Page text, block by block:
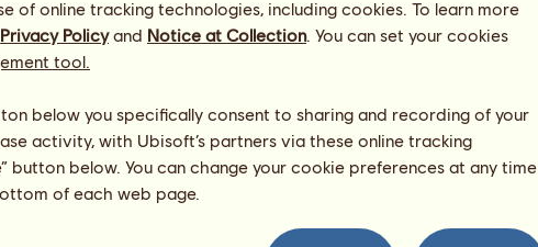
Týmy
Členů:15
Týmové plemeno:
Shetlandský pony
Týmové plemeno:Shagya –
of online tracking technologies, including cookies. To learn more
Privacy Policyand Notice at Collection. You can set your cookies
tool.
below you specifically consent to sharing and recording of your
activity, with Ubisoft’s partners via these online tracking
button below. You can change your cookie preferences at any time
of each web page.